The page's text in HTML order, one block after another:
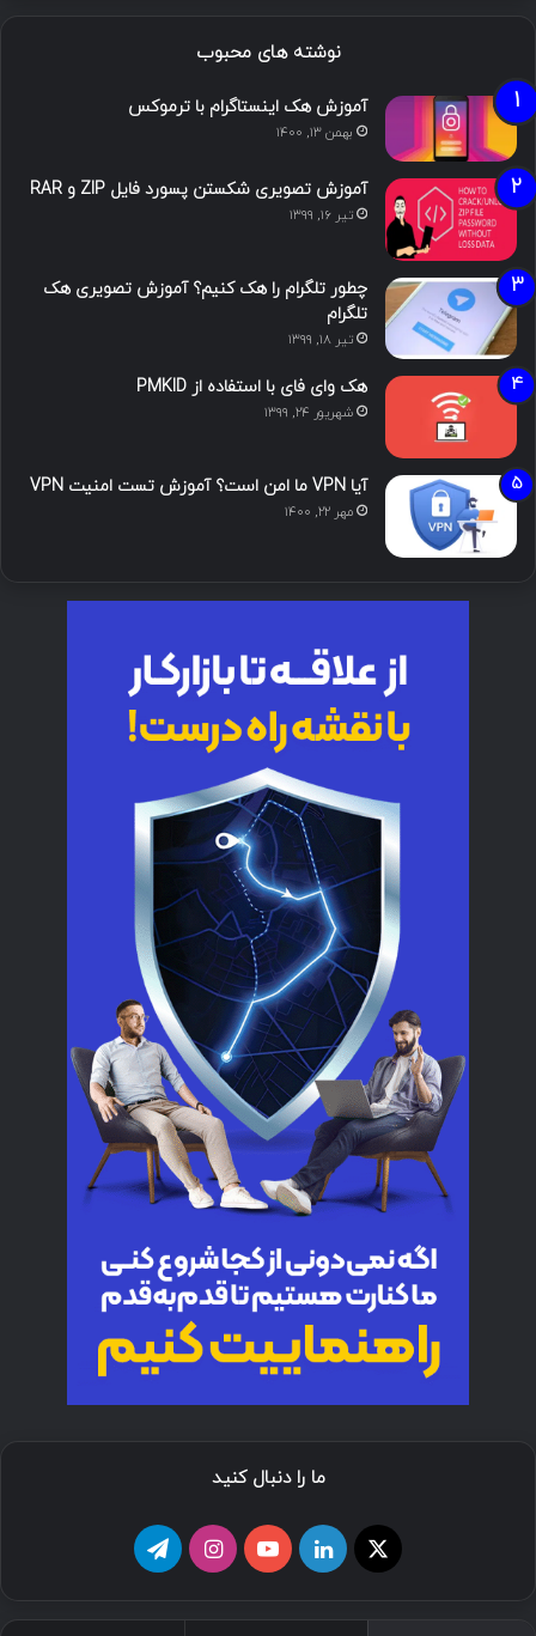
نوشته های محبوب
آموزش هک اینستاگرام با ترموکس
بهمن ۱۳, ۱۴۰۰
آموزش تصویری شکستن پسورد فایل ZIP و RAR
تیر ۱۶, ۱۳۹۹
چطور تلگرام را هک کنیم؟ آموزش تصویری هک
تلگرام
تیر ۱۸, ۱۳۹۹
هک وای فای با استفاده از PMKID
شهریور ۲۴, ۱۳۹۹
آیا VPN ما امن است؟ آموزش تست امنیت VPN
مهر ۲۲, ۱۴۰۰
ما را دنبال کنید